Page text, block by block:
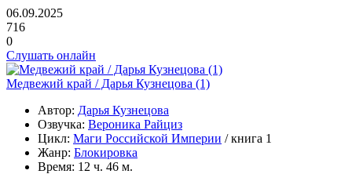
06.09.2025
716
0
Слушать онлайн
Медвежий край / Дарья Кузнецова (1)
Автор: Дарья Кузнецова
Озвучка: Вероника Райциз
Цикл: Маги Российской Империи / книга 1
Жанр: Блокировка
Время: 12 ч. 46 м.